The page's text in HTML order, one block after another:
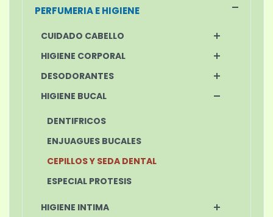
PERFUMERIA E HIGIENE
CUIDADO CABELLO
HIGIENE CORPORAL
DESODORANTES
HIGIENE BUCAL
DENTIFRICOS
ENJUAGUES BUCALES
CEPILLOS Y SEDA DENTAL
ESPECIAL PROTESIS
HIGIENE INTIMA